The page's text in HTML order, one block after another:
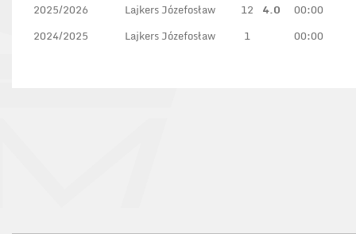
2025/2026 Lajkers Józefosław 12 4.0
00:00
2024/2025
Lajkers Józefosław 1 00:00